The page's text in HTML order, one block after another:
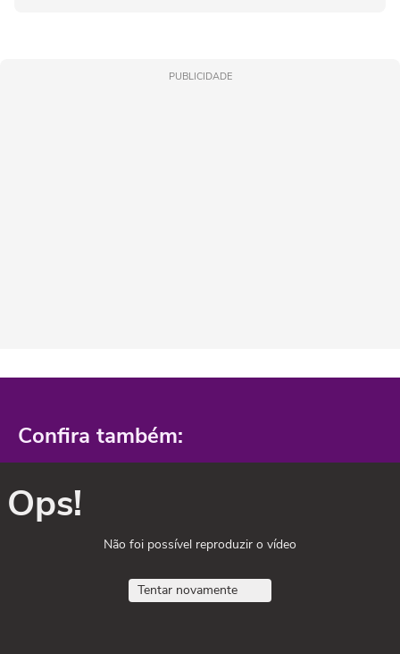
PUBLICIDADE
Confira também:
Ops!
Não foi possível reproduzir o vídeo
Tentar novamente